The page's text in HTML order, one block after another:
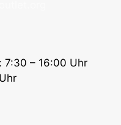
7:30 – 16:00 Uhr